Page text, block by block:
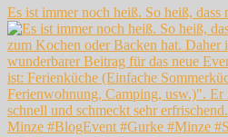
Es ist immer noch heiß. So heiß, dass